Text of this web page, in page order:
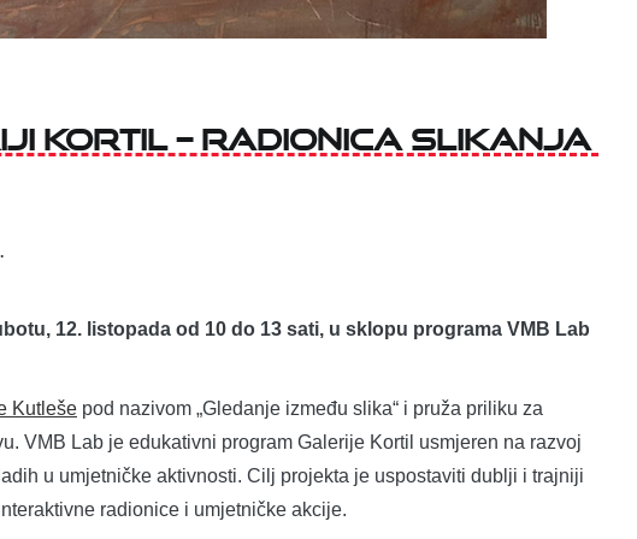
Kortil – Radionica slikanja
12. listopada od 10 do 13 sati, u sklopu programa VMB Lab
Kutleše pod nazivom „Gledanje između slika“ i pruža priliku za
VMB Lab je edukativni program Galerije Kortil usmjeren na razvoj
u umjetničke aktivnosti. Cilj projekta je uspostaviti dublji i trajniji
radionice i umjetničke akcije.